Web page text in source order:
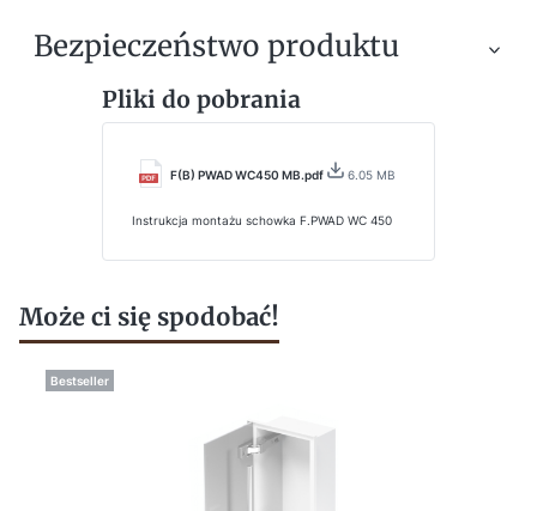
Bezpieczeństwo produktu
Pliki do pobrania
F(B) PWAD WC450 MB.pdf 6.05 MB
Instrukcja montażu schowka F.PWAD WC 450
Może ci się spodobać!
Bestseller